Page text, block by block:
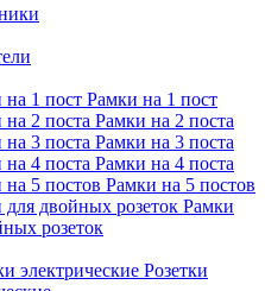
Рамки на 1 пост
Рамки на 2 поста
Рамки на 3 поста
Рамки на 4 поста
Рамки на 5 постов
Рамки
розеток
Розетки